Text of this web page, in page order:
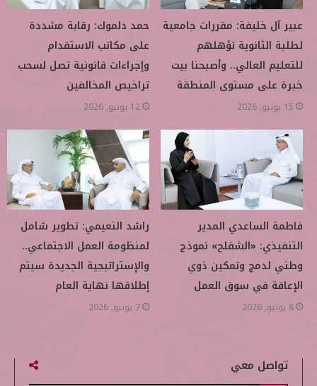
عبير آل خليفة: مقررات جامعية
لطلبة الثانوية تؤهلهم
للتعليم العالي.. وأصبحنا بيت
خبرة على مستوى المنطقة
15 يونيو, 2026
حمد دلموك: رقابة مشددة
على مكاتب الاستقدام
وإجراءات قانونية تصل لسحب
تراخيص المخالفين
12 يونيو, 2026
فاطمة الساعدي المدير
التنفيذي: «الشفلح» نموذج
وطني لدمج وتمكين ذوي
الإعاقة في سوق العمل
8 يونيو, 2026
راشد النعيمي: تطوير شامل
لمنظومة العمل الاجتماعي..
والإستراتيجية الجديدة سيتم
إطلاقها نهاية العام
7 يونيو, 2026
تواصل معي